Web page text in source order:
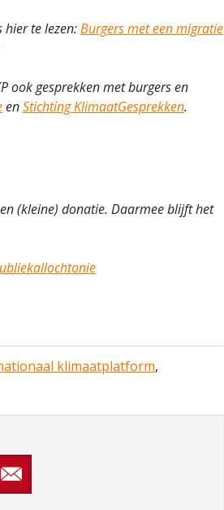
hier te lezen:Burgers met een migratie
ook gesprekken met burgers en
enStichting KlimaatGesprekken.
(kleine) donatie. Daarmee blijft het
klimaatplatform,